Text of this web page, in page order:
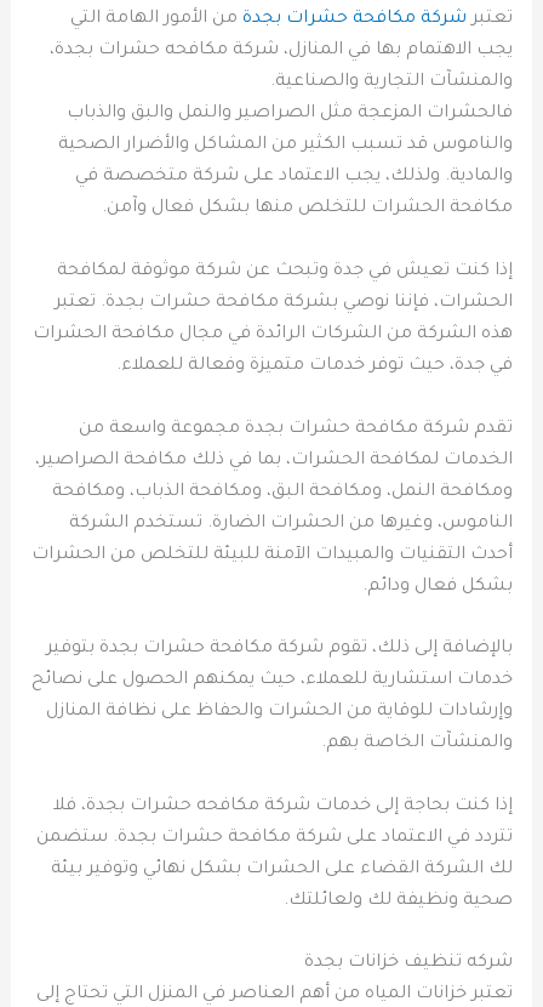
تعتبر شركة مكافحة حشرات بجدة من الأمور الهامة التي
يجب الاهتمام بها في المنازل، شركة مكافحه حشرات بجدة،
والمنشآت التجارية والصناعية.
فالحشرات المزعجة مثل الصراصير والنمل والبق والذباب
والناموس قد تسبب الكثير من المشاكل والأضرار الصحية
والمادية. ولذلك، يجب الاعتماد على شركة متخصصة في
مكافحة الحشرات للتخلص منها بشكل فعال وآمن.
إذا كنت تعيش في جدة وتبحث عن شركة موثوقة لمكافحة
الحشرات، فإننا نوصي بشركة مكافحة حشرات بجدة. تعتبر
هذه الشركة من الشركات الرائدة في مجال مكافحة الحشرات
في جدة، حيث توفر خدمات متميزة وفعالة للعملاء.
تقدم شركة مكافحة حشرات بجدة مجموعة واسعة من
الخدمات لمكافحة الحشرات، بما في ذلك مكافحة الصراصير،
ومكافحة النمل، ومكافحة البق، ومكافحة الذباب، ومكافحة
الناموس، وغيرها من الحشرات الضارة. تستخدم الشركة
أحدث التقنيات والمبيدات الآمنة للبيئة للتخلص من الحشرات
بشكل فعال ودائم.
بالإضافة إلى ذلك، تقوم شركة مكافحة حشرات بجدة بتوفير
خدمات استشارية للعملاء، حيث يمكنهم الحصول على نصائح
وإرشادات للوقاية من الحشرات والحفاظ على نظافة المنازل
والمنشآت الخاصة بهم.
إذا كنت بحاجة إلى خدمات شركة مكافحه حشرات بجدة، فلا
تتردد في الاعتماد على شركة مكافحة حشرات بجدة. ستضمن
لك الشركة القضاء على الحشرات بشكل نهائي وتوفير بيئة
صحية ونظيفة لك ولعائلتك.
شركه تنظيف خزانات بجدة
تعتبر خزانات المياه من أهم العناصر في المنزل التي تحتاج إلى